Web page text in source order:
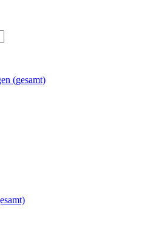
(gesamt)